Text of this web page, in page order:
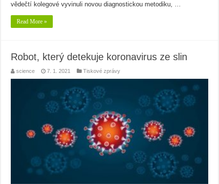
vědečtí kolegové vyvinuli novou diagnostickou metodiku, …
Read More »
Robot, který detekuje koronavirus ze slin
science 7. 1. 2021 Tiskové zprávy